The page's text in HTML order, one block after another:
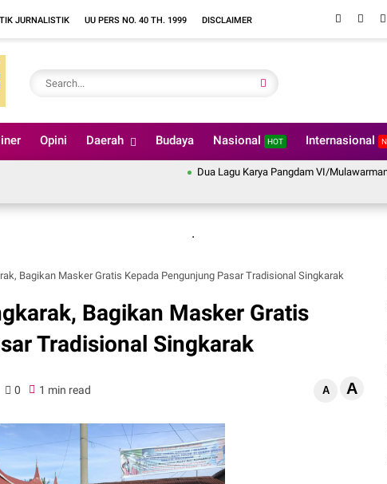
JURNALISTIK UU PERS NO. 40 TH. 1999 DISCLAIMER
Opini Daerah Budaya Nasional HOT Internasional
Dua Lagu Karya Pangdam VI/Mulawarman
.
Bagikan Masker Gratis Kepada Pengunjung Pasar Tradisional Singkarak
Bagikan Masker Gratis
Tradisional Singkarak
0 1 min read A A